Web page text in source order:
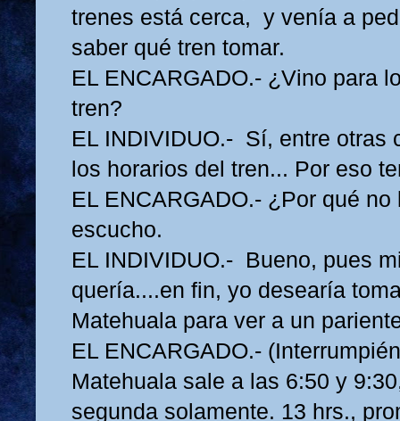
trenes está cerca, y venía a
saber qué tren tomar.
EL ENCARGADO.- ¿Vino para
tren?
EL INDIVIDUO.- Sí, entre otras
los horarios del tren... Por eso
EL ENCARGADO.- ¿Por qué
escucho.
EL INDIVIDUO.- Bueno, pues
quería....en fin, yo desearía
Matehuala para ver a un
EL ENCARGADO.-
Matehuala sale a las 6:50 y
segunda solamente. 13 hrs.,